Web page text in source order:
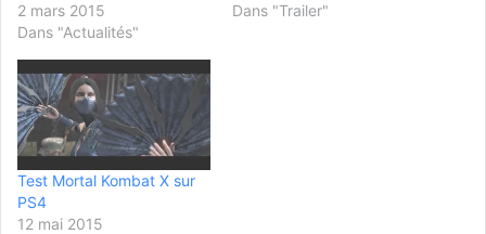
2 mars 2015
Dans "Actualités"
Dans "Trailer"
Test Mortal Kombat X sur
PS4
12 mai 2015